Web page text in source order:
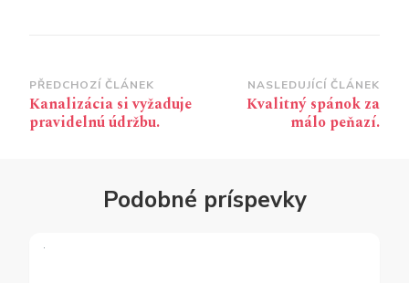
Navigace
příspěvku
PŘEDCHOZÍ ČLÁNEK
Kanalizácia si vyžaduje
pravidelnú údržbu.
NASLEDUJÍCÍ ČLÁNEK
Kvalitný spánok za
málo peňazí.
Podobné príspevky